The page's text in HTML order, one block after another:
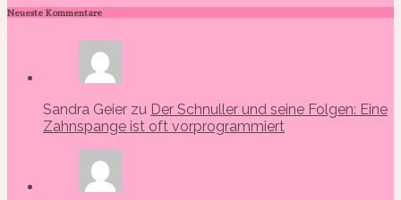
Neueste Kommentare
Sandra Geier zu Der Schnuller und seine Folgen: Eine
Zahnspange ist oft vorprogrammiert